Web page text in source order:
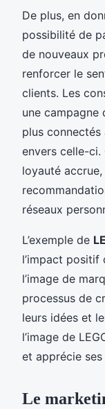
De plus, en
possibilité de
de nouveaux
renforcer le
clients. Les
une
plus
envers celle-ci.
loyauté
réseaux
L’exemple de
l’impact
l’image de
processus de
leurs idées et
l’image de
et apprécie ses
Le